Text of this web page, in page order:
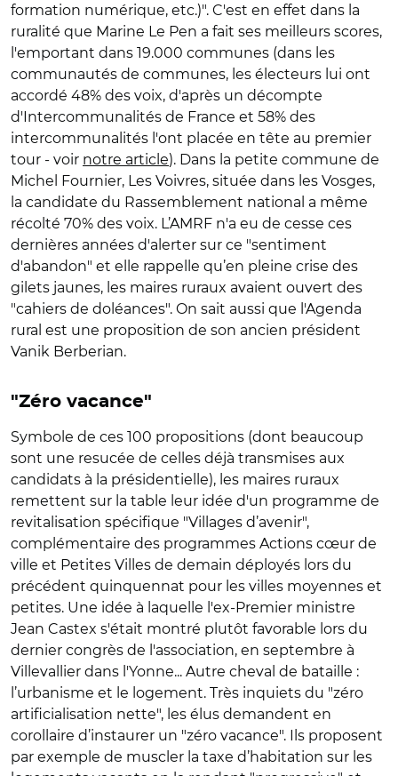
formation numérique, etc.)". C'est en effet dans la
ruralité que Marine Le Pen a fait ses meilleurs scores,
l'emportant dans 19.000 communes (dans les
communautés de communes, les électeurs lui ont
accordé 48% des voix, d'après un décompte
d'Intercommunalités de France et 58% des
intercommunalités l'ont placée en tête au premier
tour - voir notre article). Dans la petite commune de
Michel Fournier, Les Voivres, située dans les Vosges,
la candidate du Rassemblement national a même
récolté 70% des voix. L’AMRF n'a eu de cesse ces
dernières années d'alerter sur ce "sentiment
d'abandon" et elle rappelle qu’en pleine crise des
gilets jaunes, les maires ruraux avaient ouvert des
"cahiers de doléances". On sait aussi que l'Agenda
rural est une proposition de son ancien président
Vanik Berberian.
"Zéro vacance"
Symbole de ces 100 propositions (dont beaucoup
sont une resucée de celles déjà transmises aux
candidats à la présidentielle), les maires ruraux
remettent sur la table leur idée d'un programme de
revitalisation spécifique "Villages d’avenir",
complémentaire des programmes Actions cœur de
ville et Petites Villes de demain déployés lors du
précédent quinquennat pour les villes moyennes et
petites. Une idée à laquelle l'ex-Premier ministre
Jean Castex s'était montré plutôt favorable lors du
dernier congrès de l'association, en septembre à
Villevallier dans l'Yonne... Autre cheval de bataille :
l’urbanisme et le logement. Très inquiets du "zéro
artificialisation nette", les élus demandent en
corollaire d’instaurer un "zéro vacance". Ils proposent
par exemple de muscler la taxe d’habitation sur les